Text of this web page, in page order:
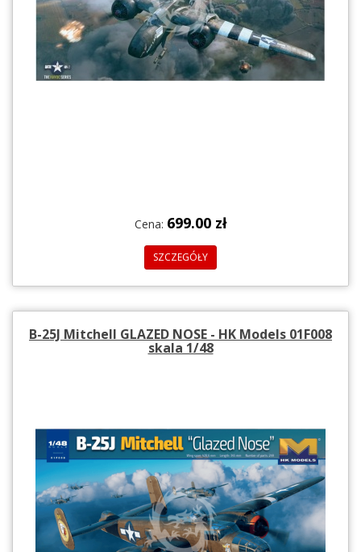
Cena: 699.00 zł
SZCZEGÓŁY
B-25J Mitchell GLAZED NOSE - HK Models 01F008
skala 1/48